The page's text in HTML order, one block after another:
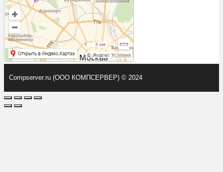
Compserver.ru (ООО КОМПСЕРВЕР) © 2024